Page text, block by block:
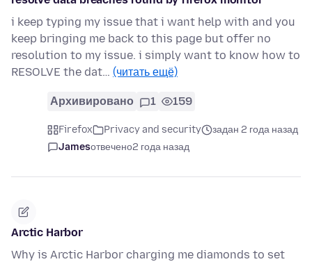
i keep typing my issue that i want help with and you
keep bringing me back to this page but offer no
resolution to my issue. i simply want to know how to
RESOLVE the dat… (читать ещё)
Архивировано 1 159
Firefox Privacy and security
задан 2 года назад
Jamesотвечено2 года назад
Arctic Harbor
Why is Arctic Harbor charging me diamonds to set